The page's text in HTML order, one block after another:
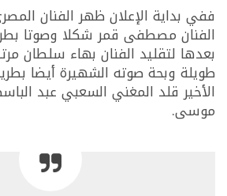
ففي بداية الإعلان ظهر الفنان
الفنان مصطفى قمر شكلا وصوتا
بعدها لتقليد الفنان بهاء سلطان
طويلة وبحة صوته الشهيرة أيضا
الأخير قلد المغني السعبي عبد
موسى.